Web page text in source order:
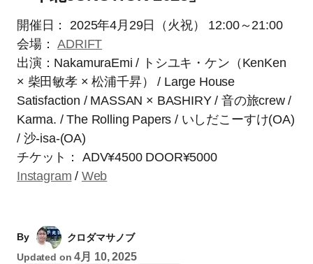
開催日： 2025年4月29日（火祝） 12:00～21:00
会場：ADRIFT
出演：NakamuraEmi / トシユキ・ケン（KenKen
× 柴田敏孝 × 松浦千昇） / Large House
Satisfaction ​/ MASSAN × BASHIRY / 音の旅crew /
Karma. / The Rolling Papers ​/ いしだこーすけ(OA)
/ 沙-isa-(OA) ​
チケット： ADV¥4500 DOOR¥5000​
Instagram / Web
By
クロダマサノブ
Updated on 4月 10, 2025